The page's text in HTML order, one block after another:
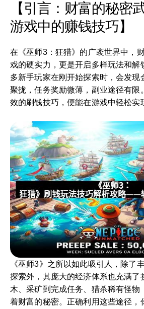
【引言：财富的秘
游戏中的赚钱技巧】
在《巫师3：狂猎》的广袤世界中，
戏的硬实力，更是开启多样玩法和解
多新手玩家在刚开始探索时，会发现
聚拢，任务奖励微薄，副业途径有限
效的刷钱技巧，便能在游戏中轻松实
《巫师3》之所以如此吸引人，除了
探索外，其庞大的经济体系也充满了
木、采矿到完成任务、猎杀稀有怪物
着财富的秘密。正确利用这些途径，